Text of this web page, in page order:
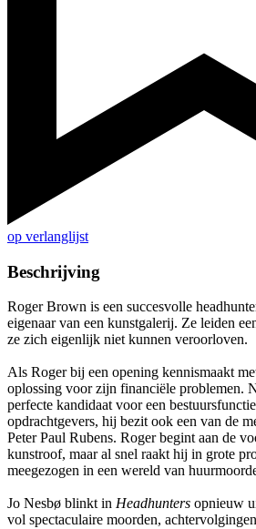
op verlanglijst
Beschrijving
Roger Brown is een succesvolle
eigenaar van een kunstgalerij. Ze leiden
ze zich eigenlijk niet kunnen veroorloven.
Als Roger bij een opening kennismaakt
oplossing voor zijn financiële problemen.
perfecte kandidaat voor een
opdrachtgevers, hij bezit ook een van de
Peter Paul Rubens. Roger begint aan de
kunstroof, maar al snel raakt hij in grote
meegezogen in een wereld van
Jo Nesbø blinkt in Headhunters opnieuw
vol spectaculaire moorden,